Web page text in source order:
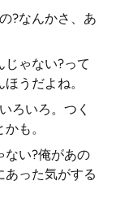
?なんかさ、あ
ゃない?って
うだよね。
ろいろ。つく
も。
ない?俺があの
った気がする